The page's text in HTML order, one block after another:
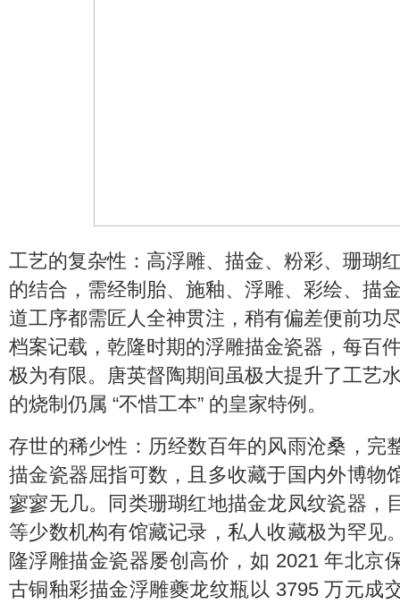
工艺的复杂性：高浮雕、描金、粉彩、珊瑚
的结合，需经制胎、施釉、浮雕、彩绘、描
道工序都需匠人全神贯注，稍有偏差便前功
档案记载，乾隆时期的浮雕描金瓷器，每百
极为有限。唐英督陶期间虽极大提升了工艺
的烧制仍属 “不惜工本” 的皇家特例。
存世的稀少性：历经数百年的风雨沧桑，完
描金瓷器屈指可数，且多收藏于国内外博物
寥寥无几。同类珊瑚红地描金龙凤纹瓷器，
等少数机构有馆藏记录，私人收藏极为罕见
隆浮雕描金瓷器屡创高价，如 2021 年北京
古铜釉彩描金浮雕夔龙纹瓶以 3795 万元成